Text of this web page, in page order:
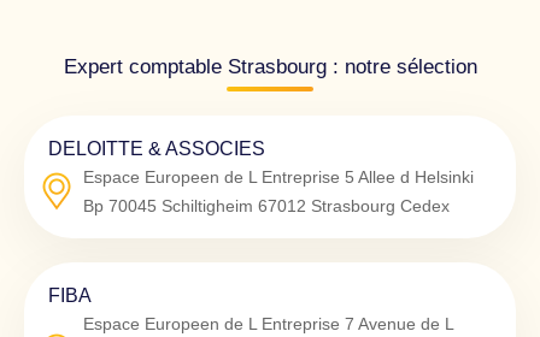
Expert comptable Strasbourg : notre sélection
DELOITTE & ASSOCIES
Espace Europeen de L Entreprise 5 Allee d Helsinki
Bp 70045 Schiltigheim 67012 Strasbourg Cedex
FIBA
Espace Europeen de L Entreprise 7 Avenue de L